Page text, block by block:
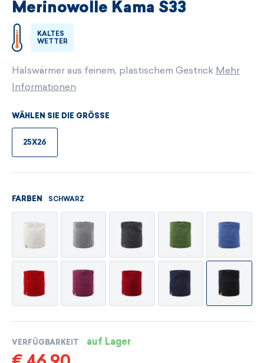
Merinowolle Kama S33
KALTES
WETTER
Halswärmer aus feinem, plastischem Gestrick Mehr
Informationen
WÄHLEN SIE DIE GRÖSSE
25X26
FARBEN SCHWARZ
VERFÜGBARKEIT auf Lager